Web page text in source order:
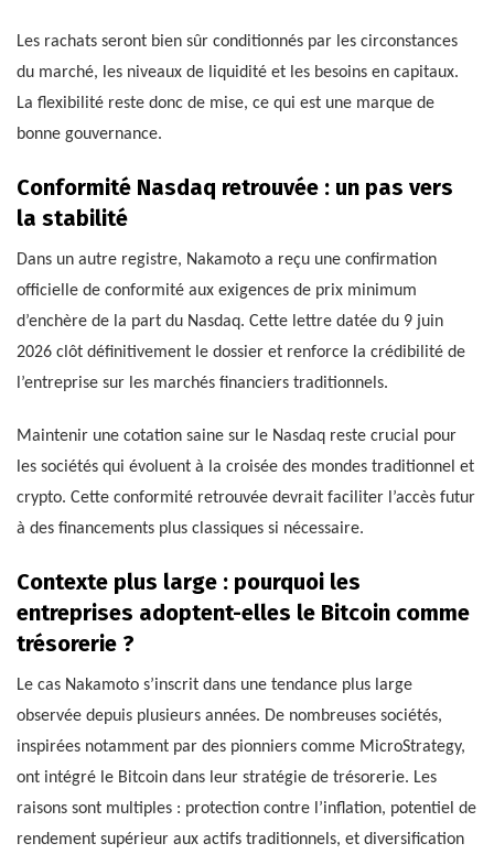
Les rachats seront bien sûr conditionnés par les circonstances
du marché, les niveaux de liquidité et les besoins en capitaux.
La flexibilité reste donc de mise, ce qui est une marque de
bonne gouvernance.
Conformité Nasdaq retrouvée : un pas vers
la stabilité
Dans un autre registre, Nakamoto a reçu une confirmation
officielle de conformité aux exigences de prix minimum
d’enchère de la part du Nasdaq. Cette lettre datée du 9 juin
2026 clôt définitivement le dossier et renforce la crédibilité de
l’entreprise sur les marchés financiers traditionnels.
Maintenir une cotation saine sur le Nasdaq reste crucial pour
les sociétés qui évoluent à la croisée des mondes traditionnel et
crypto. Cette conformité retrouvée devrait faciliter l’accès futur
à des financements plus classiques si nécessaire.
Contexte plus large : pourquoi les
entreprises adoptent-elles le Bitcoin comme
trésorerie ?
Le cas Nakamoto s’inscrit dans une tendance plus large
observée depuis plusieurs années. De nombreuses sociétés,
inspirées notamment par des pionniers comme MicroStrategy,
ont intégré le Bitcoin dans leur stratégie de trésorerie. Les
raisons sont multiples : protection contre l’inflation, potentiel de
rendement supérieur aux actifs traditionnels, et diversification